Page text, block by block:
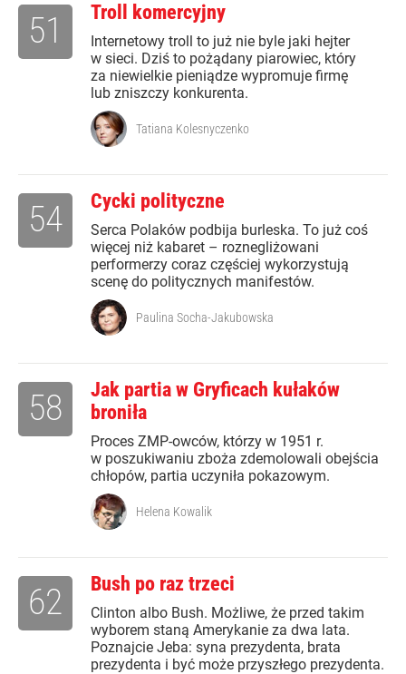
Troll komercyjny
Internetowy troll to już nie byle jaki hejter
w sieci. Dziś to pożądany piarowiec, który
za niewielkie pieniądze wypromuje firmę
lub zniszczy konkurenta.
51
Tatiana Kolesnyczenko
Cycki polityczne
Serca Polaków podbija burleska. To już coś
więcej niż kabaret – roznegliżowani
performerzy coraz częściej wykorzystują
scenę do politycznych manifestów.
54
Paulina Socha-Jakubowska
Jak partia w Gryficach kułaków
broniła
Proces ZMP-owców, którzy w 1951 r.
w poszukiwaniu zboża zdemolowali obejścia
chłopów, partia uczyniła pokazowym.
58
Helena Kowalik
Bush po raz trzeci
Clinton albo Bush. Możliwe, że przed takim
wyborem staną Amerykanie za dwa lata.
Poznajcie Jeba: syna prezydenta, brata
prezydenta i być może przyszłego prezydenta.
62